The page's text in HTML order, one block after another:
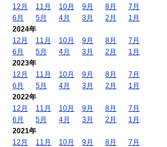
12月
11月 10月 9月 8月
7月
6月
5月 4月 3月 2月
1月
2024年
12月
11月 10月 9月 8月
7月
6月
5月 4月 3月 2月
1月
2023年
12月
11月 10月 9月 8月
7月
6月
5月 4月 3月 2月
1月
2022年
12月
11月 10月 9月 8月
7月
6月
5月 4月 3月 2月
1月
2021年
12月
11月 10月 9月 8月
7月